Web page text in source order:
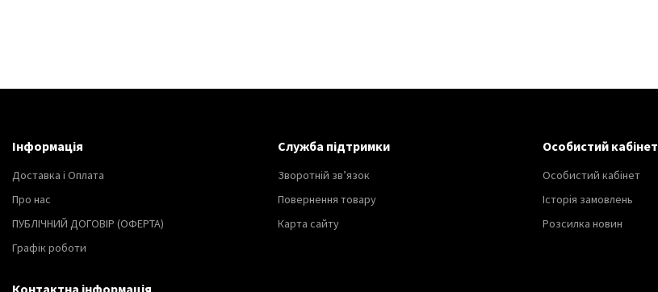
Інформація
Доставка і Оплата
Про нас
ПУБЛІЧНИЙ ДОГОВІР (ОФЕРТА)
Графік роботи
Служба підтримки
Зворотній зв’язок
Повернення товару
Карта сайту
Особистий кабінет
Особистий кабінет
Історія замовлень
Розсилка новин
Контактна інформація